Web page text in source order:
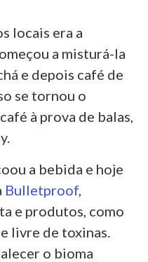
locais era a
a misturá-la
e depois café de
se tornou o
à prova de balas,
a bebida e hoje
Bulletproof
e produtos, como
livre de toxinas.
o bioma